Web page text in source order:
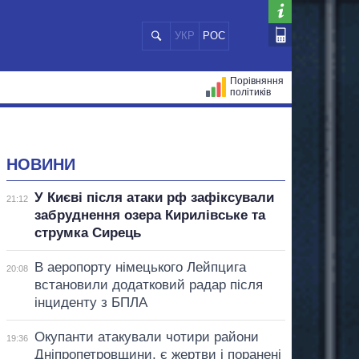
УКР РОС
Порівняння
політиків
НОВИНИ
21:12
У Києві після атаки рф зафіксували
забруднення озера Кирилівське та
струмка Сирець
20:08
В аеропорту німецького Лейпцига
встановили додатковий радар після
інциденту з БПЛА
19:36
Окупанти атакували чотири райони
Дніпропетровщини, є жертви і поранені